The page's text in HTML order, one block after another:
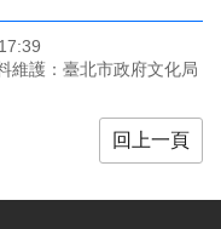
維護：臺北市政府文化局
回上一頁